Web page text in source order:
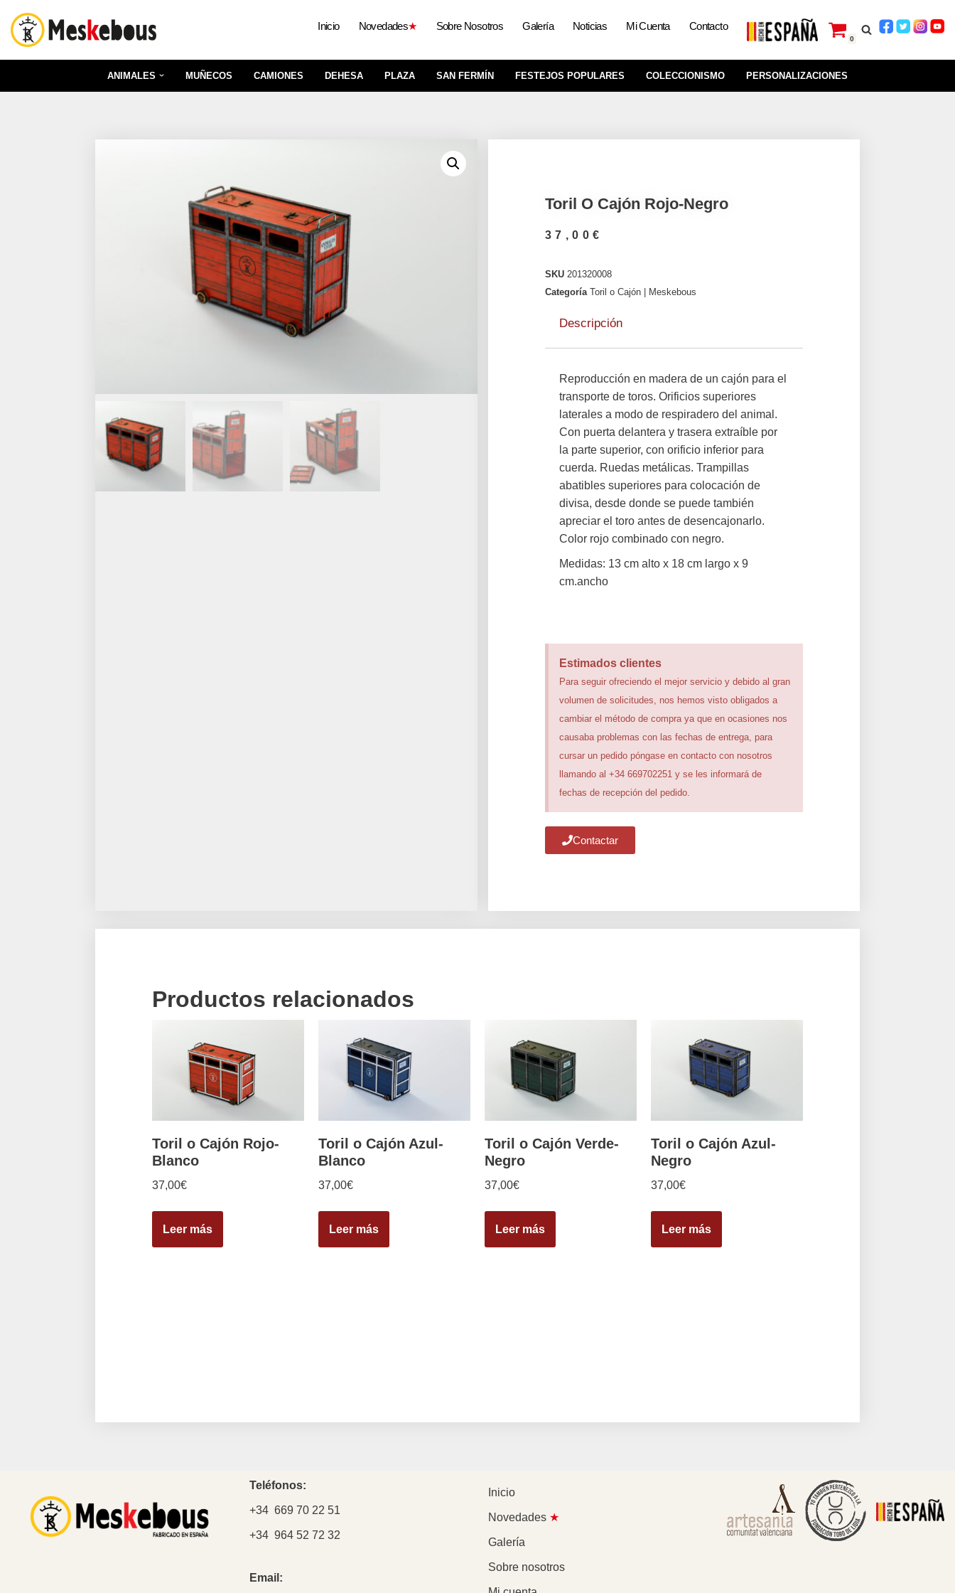
Saltar
Inicio Novedades★ Sobre Nosotros Galería Noticias Mi Cuenta Contacto
0
ANIMALES MUÑECOS CAMIONES DEHESA PLAZA SAN FERMÍN FESTEJOS POPULARES COLECCIONISMO PERSONALIZACIONES
Toril O Cajón Rojo-Negro
37,00 €
SKU 201320008
Categoría Toril o Cajón | Meskebous
Descripción
Reproducción en madera de un cajón para el
transporte de toros. Orificios superiores
laterales a modo de respiradero del animal.
Con puerta delantera y trasera extraíble por
la parte superior, con orificio inferior para
cuerda. Ruedas metálicas. Trampillas
abatibles superiores para colocación de
divisa, desde donde se puede también
apreciar el toro antes de desencajonarlo.
Color rojo combinado con negro.
Medidas: 13 cm alto x 18 cm largo x 9
cm.ancho
Estimados clientes
Para seguir ofreciendo el mejor servicio y debido al gran
volumen de solicitudes, nos hemos visto obligados a
cambiar el método de compra ya que en ocasiones nos
causaba problemas con las fechas de entrega, para
cursar un pedido póngase en contacto con nosotros
llamando al +34 669702251 y se les informará de
fechas de recepción del pedido.
Contactar
Productos relacionados
Toril o Cajón Rojo-
Blanco
37,00€
Leer más
Toril o Cajón Azul-
Blanco
37,00€
Leer más
Toril o Cajón Verde-
Negro
37,00€
Leer más
Toril o Cajón Azul-
Negro
37,00€
Leer más
Teléfonos:
+34 669 70 22 51
+34 964 52 72 32
Email:
Inicio
Novedades ★
Galería
Sobre nosotros